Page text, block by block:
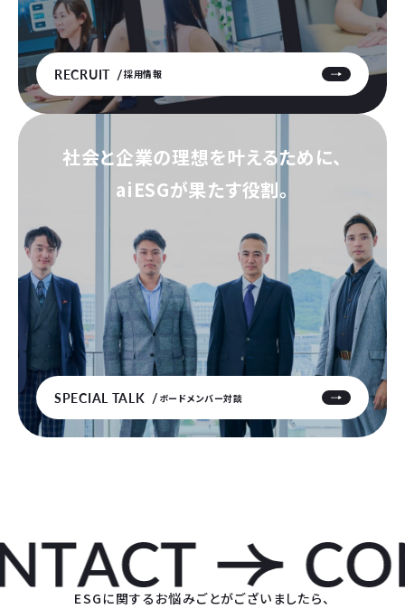
RECRUIT 採用情報
社会と企業の理想を叶えるために、
aiESGが果たす役割。
SPECIAL TALK ボードメンバー対談
ESGに関するお悩みごとがございましたら、